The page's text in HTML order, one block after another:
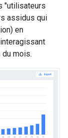
"utilisateurs
assidus qui
en
mois.